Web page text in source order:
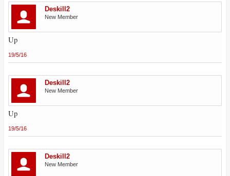
Deskill2
New Member
Up
19/5/16
Deskill2
New Member
Up
19/5/16
Deskill2
New Member